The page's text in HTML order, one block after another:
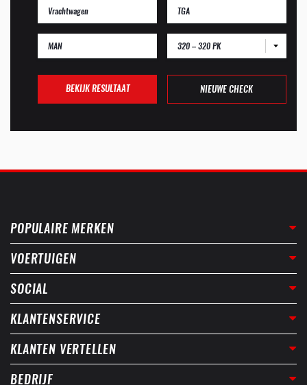
320 – 320 PK
BEKIJK RESULTAAT NIEUWE CHECK
POPULAIRE MERKEN
VOERTUIGEN
SOCIAL
KLANTENSERVICE
KLANTEN VERTELLEN
BEDRIJF